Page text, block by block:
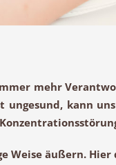
mehr
ungesund, kann
Weise äußern.